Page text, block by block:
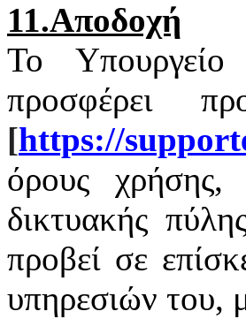
11.Αποδοχή
Το
προσφέρει
[https://
όρους χρήσης,
δικτυακής
προβεί σε
υπηρεσιών του,